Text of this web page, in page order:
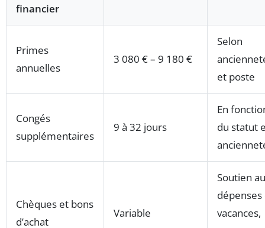
financier
Primes
annuelles
3 080 € – 9 180 €
Selon
et poste
Congés
supplémentaires
9 à 32 jours
En
du statut
Chèques et bons
d’achat
Variable
Soutien
dépenses
vacances,